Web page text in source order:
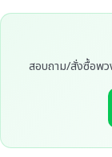
สอบถาม/สั่งซื้อพ